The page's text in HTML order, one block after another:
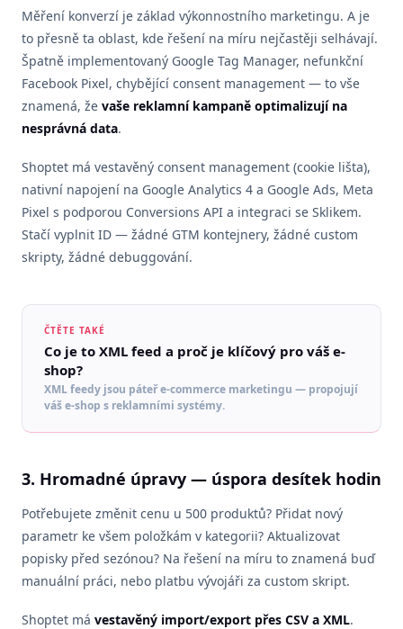
Měření konverzí je základ výkonnostního marketingu. A je
to přesně ta oblast, kde řešení na míru nejčastěji selhávají.
Špatně implementovaný Google Tag Manager, nefunkční
Facebook Pixel, chybějící consent management — to vše
znamená, že vaše reklamní kampaně optimalizují na
nesprávná data.
Shoptet má vestavěný consent management (cookie lišta),
nativní napojení na Google Analytics 4 a Google Ads, Meta
Pixel s podporou Conversions API a integraci se Sklikem.
Stačí vyplnit ID — žádné GTM kontejnery, žádné custom
skripty, žádné debuggování.
ČTĚTE TAKÉ
Co je to XML feed a proč je klíčový pro váš e-
shop?
XML feedy jsou páteř e-commerce marketingu — propojují
váš e-shop s reklamními systémy.
3. Hromadné úpravy — úspora desítek hodin
Potřebujete změnit cenu u 500 produktů? Přidat nový
parametr ke všem položkám v kategorii? Aktualizovat
popisky před sezónou? Na řešení na míru to znamená buď
manuální práci, nebo platbu vývojáři za custom skript.
Shoptet má vestavěný import/export přes CSV a XML.